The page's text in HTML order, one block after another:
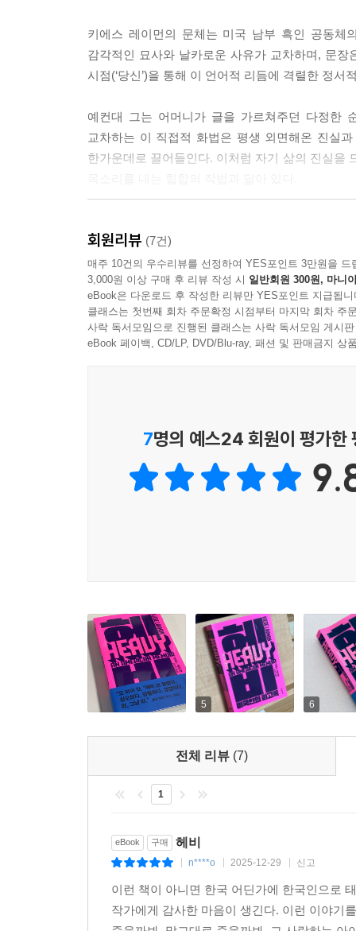
키에스 레이먼의 문체는 미국 남부 흑인 공동체
감각적인 묘사와 날카로운 사유가 교차하며, 문
시점(‘당신’)을 통해 이 언어적 리듬에 격렬한 정
예컨대 그는 어머니가 글을 가르쳐주던 다정한
교차하는 이 직접적 화법은 평생 외면해온 진실
한가운데로 끌어들인다. 이처럼 자기 삶의 진실을
세상에서 흑인 소년이 가질 수 있는 유일한 갑옷
아들에게 ‘고쳐 쓰기’는 단순한 작문 기술을 넘어
도구로, 오히려 가장 숨기고 싶었던 진실을 파헤
몸의 물리적 무게까지 - 그는 모든 ‘헤비’한 진실들
그러니까 『헤비』는 어머니의 가르침을 가장
시작했습니다. 그런데 그 선물들 덕분에, 혹은
잔혹하리만큼 솔직하지 못했다는 걸. 그리고 다
고통을 담는 그릇이자, 사회적 억압이 각인되는 살
이 책의 감정적 핵심이자 기본 서사는 어머니와
풀어내지 않는다. 대신 쌍방의 상처를 드러내고
『헤비』를 통해 어머니에게 보내는 이 길고
포기하지 않으려는 사랑의 행위에 다름 아니다.
나는 침대 끝에, 당신은 책상에 앉았습니다. 우
같았는데, 나는 아니었습니다. 당신을 탓하려면
상징이다. 여기서 몸은 육체 이상의, 개인사와 사
행위, 자기혐오로 스스로를 굶기는 처절한 투
만들어낸 결과물이다.
이러한 서술은 몸에 새겨진 폭력과 공포, 생존의
회원리뷰 (7건)
매주 10건의 우수리뷰를 선정하여 YES포인트 3만원을 드
3,000원 이상 구매 후 리뷰 작성 시 일반회원 300원, 마니
eBook은 다운로드 후 작성한 리뷰만 YES포인트 지급됩니
클래스는 첫번째 회차 주문확정 시점부터 마지막 회차 주
사락 독서모임으로 진행된 클래스는 사락 독서모임 게시
eBook 페이백, CD/LP, DVD/Blu-ray, 패션 및 판매금지 상
7명의 예스24 회원이 평가한
5 6
전체 리뷰 (7)
1
eBook 구매 헤비
n****o 2025-12-29 신고
이런 책이 아니면 한국 어딘가에 한국인으로
작가에게 감사한 마음이 생긴다. 이런 이야기